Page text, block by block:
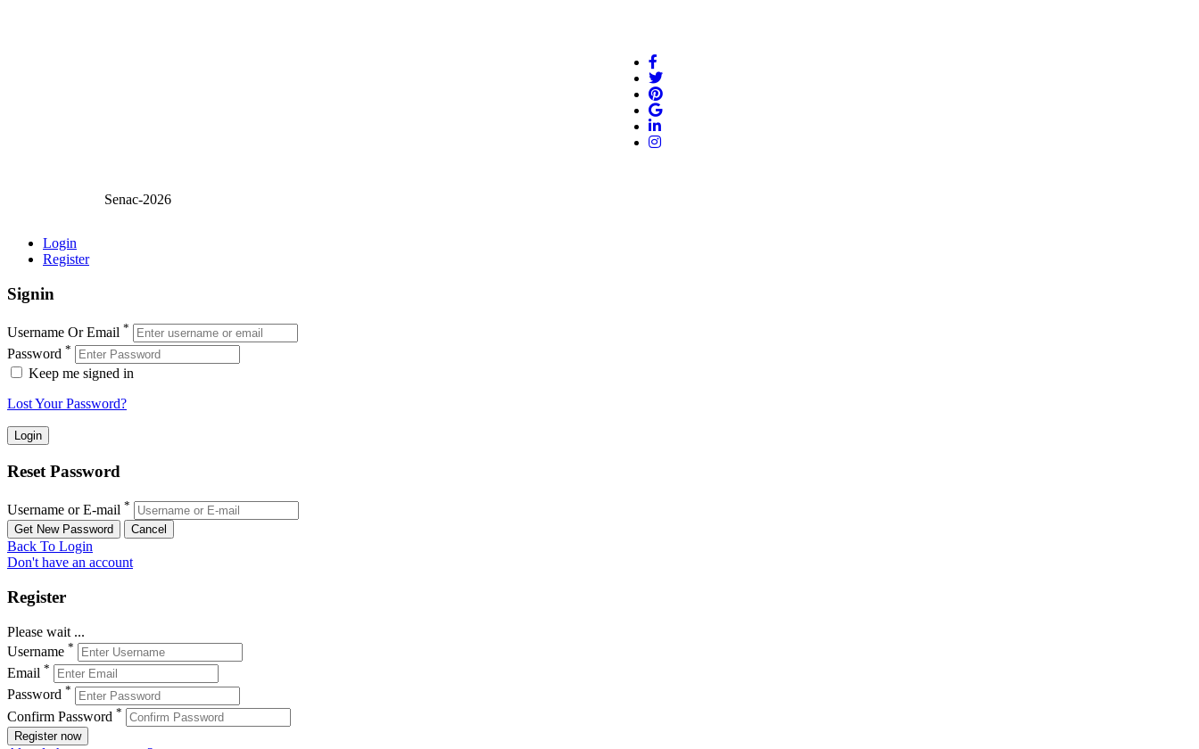
Senac-2026
Login
Register
Signin
Username Or Email *
Password *
Keep me signed in
Lost Your Password?
Reset Password
Username or E-mail *
Back To Login
Don't have an account
Register
Please wait ...
Username *
Email *
Password *
Confirm Password *
Register now